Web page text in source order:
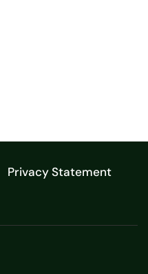
Privacy Statement